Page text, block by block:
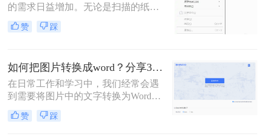
的需求日益增加。无论是扫描的纸质
文档、手机拍摄的笔记，还是网络图
片中的文本，将图片中的文字提取并
成word文档呢？本文将详细介绍五种
常用且高效的方法，帮助您快速选择
最适合的方案。
赞 踩
如何把图片转换成word？分享3种转换方法！
在日常工作和学习中，我们经常会遇
到需要将图片中的文字转换为Word文
档的情况。无论是为了编辑、修改还
是保存为可搜索的文本格式，将图片
赞 踩